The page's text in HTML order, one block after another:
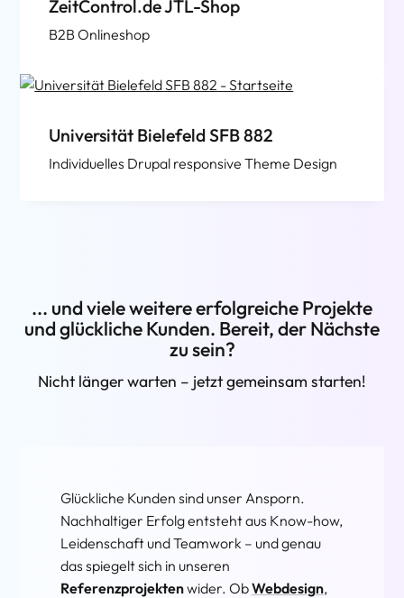
ZeitControl.de JTL-Shop
B2B Onlineshop
Universität Bielefeld SFB 882
Individuelles Drupal responsive Theme Design
... und viele weitere erfolgreiche Projekte
und glückliche Kunden. Bereit, der Nächste
zu sein?
Nicht länger warten – jetzt gemeinsam starten!
Glückliche Kunden sind unser Ansporn.
Nachhaltiger Erfolg entsteht aus Know-how,
Leidenschaft und Teamwork – und genau
das spiegelt sich in unseren
Referenzprojektenwider. ObWebdesign,